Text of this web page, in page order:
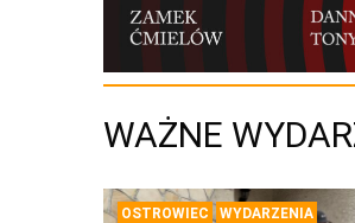
WAŻNE
OSTROWIEC WYDARZENIA